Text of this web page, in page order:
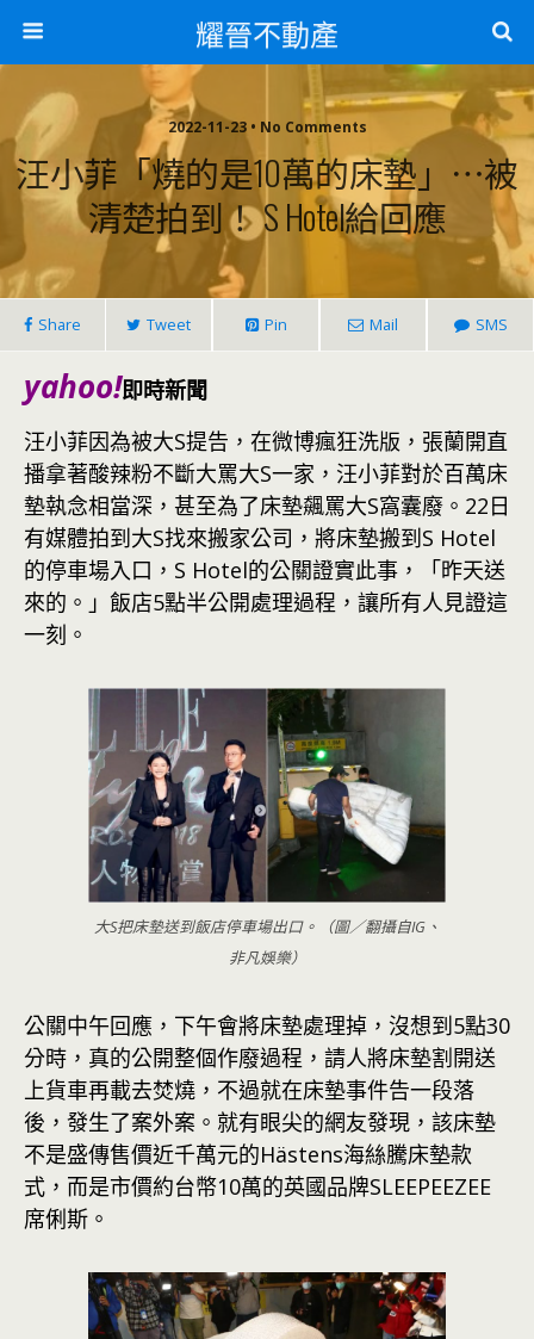
耀晉不動產
2022-11-23 • No Comments
汪小菲「燒的是10萬的床墊」⋯被
清楚拍到！ S Hotel給回應
Share Tweet Pin Mail SMS
yahoo!即時新聞
汪小菲因為被大S提告，在微博瘋狂洗版，張蘭開直
播拿著酸辣粉不斷大罵大S一家，汪小菲對於百萬床
墊執念相當深，甚至為了床墊飆罵大S窩囊廢。22日
有媒體拍到大S找來搬家公司，將床墊搬到S Hotel
的停車場入口，S Hotel的公關證實此事，「昨天送
來的。」飯店5點半公開處理過程，讓所有人見證這
一刻。
大S把床墊送到飯店停車場出口。（圖／翻攝自IG、
非凡娛樂）
公關中午回應，下午會將床墊處理掉，沒想到5點30
分時，真的公開整個作廢過程，請人將床墊割開送
上貨車再載去焚燒，不過就在床墊事件告一段落
後，發生了案外案。就有眼尖的網友發現，該床墊
不是盛傳售價近千萬元的Hästens海絲騰床墊款
式，而是市價約台幣10萬的英國品牌SLEEPEEZEE
席俐斯。